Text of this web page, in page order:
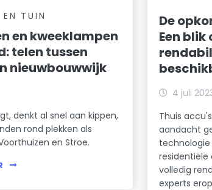
TUIN
en kweeklampen
telen tussen
nieuwbouwwijk
denkt al snel aan kippen,
rond plekken als
en Stroe.
De
Een
4 juli
Thuis
aandacht
technologie
residentiële
volledig
experts